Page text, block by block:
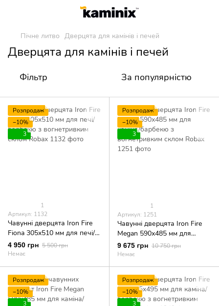
Пічне литво Дверцята для камінів і печей
Дверцята для камінів і печей
Фільтр За популярністю
Розпродаж
−10%
3
1
Артикул: 1132
Чавунні дверцята Iron Fire
Fiona 305х510 мм для печі/
барбекю з вогнетривким
склом Robax
4 950 грн 5 500 грн
Немає
Розпродаж
−10%
3
1
Артикул: 1251
Чавунні дверцята Iron Fire
Megan 590х485 мм для
каміна/барбекю з
вогнетривким склом Robax
9 675 грн 10 750 грн
Немає
Розпродаж
−10%
3
Розпродаж
−10%
3